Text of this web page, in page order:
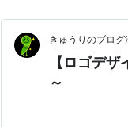
きゅうりのブロ
【ロゴデ
～